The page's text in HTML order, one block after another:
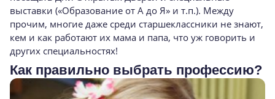
выставки («Образование от А до Я» и т.п.). Между
прочим, многие даже среди старшеклассники не знают,
кем и как работают их мама и папа, что уж говорить и
других специальностях!
Как правильно выбрать профессию?